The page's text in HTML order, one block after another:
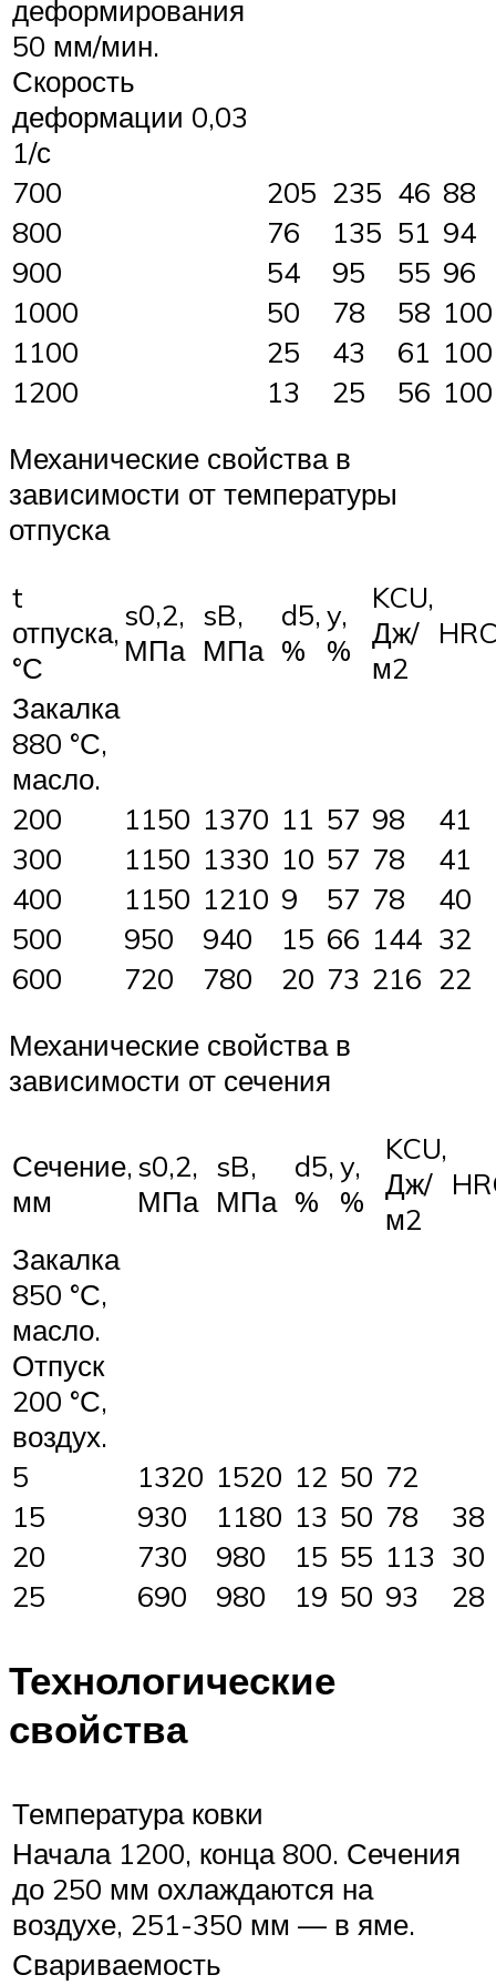
деформирования
50 мм/мин.
Скорость
деформации 0,03
1/с
700
205 235 46 88
800
76 135 51 94
900
54 95 55 96
1000
50 78 58
1100
25 43 61
1200
13 25 56
Механические свойства в
зависимости от температуры
отпуска
t
отпуска,
°С
s0,2,
МПа
sB,
МПа
d5,
%
y,
%
KCU,
Дж/
м2
Закалка
880 °С,
масло.
200
1150 1370 11 57 98
41
300
1150 1330 10 57 78
41
400
1150 1210 9 57 78
40
500
950 940 15 66 144 32
600
720 780 20 73 216 22
Механические свойства в
зависимости от сечения
Сечение,
мм
s0,2,
МПа
sB,
МПа
d5,
%
y,
%
KCU,
Дж/
м2
Закалка
850 °С,
масло.
Отпуск
200 °С,
воздух.
5
1320 1520 12 50 72
15
930 1180 13 50 78
38
20
730 980 15 55 113 30
25
690 980 19 50 93 28
Технологические
свойства
Температура ковки
Начала 1200, конца 800. Сечения
до 250 мм охлаждаются на
воздухе, 251-350 мм — в яме.
Свариваемость